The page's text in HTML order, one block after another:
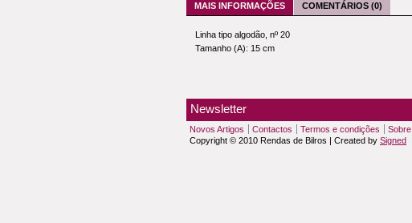
MAIS INFORMAÇÕES COMENTÁRIOS (0)
Linha tipo algodão, nº 20
Tamanho (A): 15 cm
Newsletter
Novos Artigos Contactos Termos e condições Sobre
Copyright © 2010 Rendas de Bilros | Created by Signed